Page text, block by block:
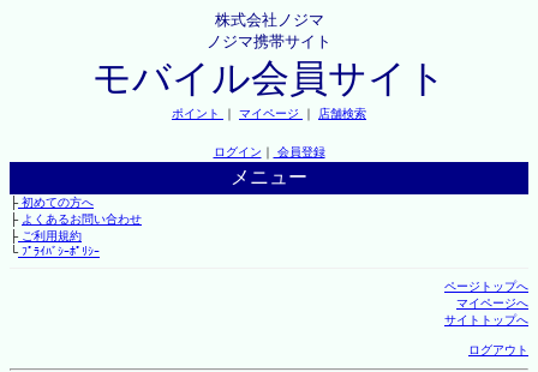
株式会社ノジマ
ノジマ携帯サイト
モバイル会員サイト
ポイント ｜ マイページ ｜ 店舗検索
ログイン ｜ 会員登録
メニュー
├初めての方へ
├ よくあるお問い合わせ
├ご利用規約
└ﾌﾟﾗｲﾊﾞｼｰﾎﾟﾘｼｰ
ページトップへ
マイページへ
サイトトップへ
ログアウト